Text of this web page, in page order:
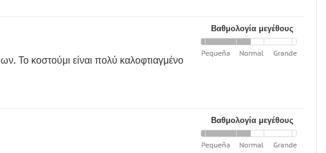
Βαθμολογία μεγέθους
Το κοστούμι είναι πολύ καλοφτιαγμένο
Βαθμολογία μεγέθους